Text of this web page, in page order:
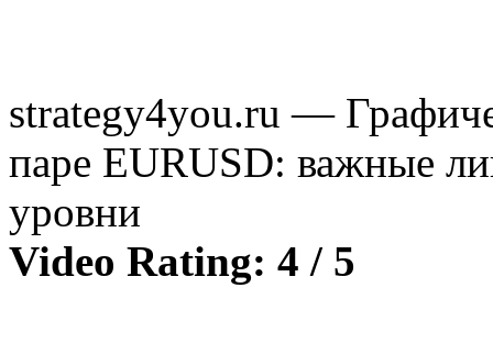
strategy4you.ru —
паре EURUSD: важные
уровни
Video Rating: 4 / 5